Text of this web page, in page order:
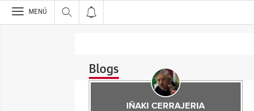
>
MENÚ
Blogs
IÑAKI CERRAJERIA